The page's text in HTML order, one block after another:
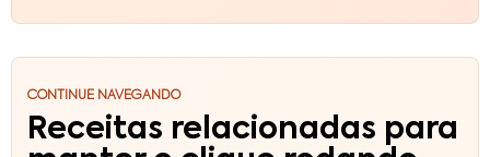
CONTINUE NAVEGANDO
Receitas relacionadas para